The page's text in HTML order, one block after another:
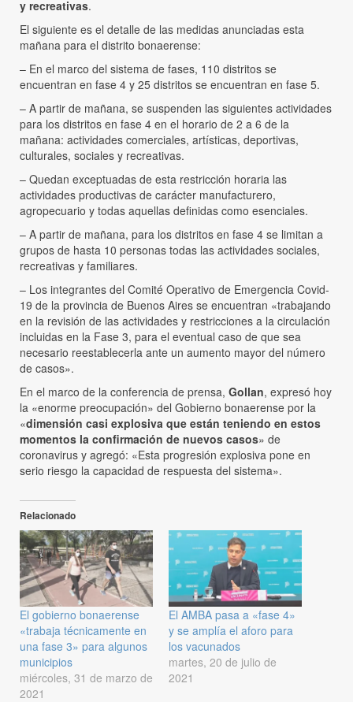
y recreativas.
El siguiente es el detalle de las medidas anunciadas esta
mañana para el distrito bonaerense:
– En el marco del sistema de fases, 110 distritos se
encuentran en fase 4 y 25 distritos se encuentran en fase 5.
– A partir de mañana, se suspenden las siguientes actividades
para los distritos en fase 4 en el horario de 2 a 6 de la
mañana: actividades comerciales, artísticas, deportivas,
culturales, sociales y recreativas.
– Quedan exceptuadas de esta restricción horaria las
actividades productivas de carácter manufacturero,
agropecuario y todas aquellas definidas como esenciales.
– A partir de mañana, para los distritos en fase 4 se limitan a
grupos de hasta 10 personas todas las actividades sociales,
recreativas y familiares.
– Los integrantes del Comité Operativo de Emergencia Covid-
19 de la provincia de Buenos Aires se encuentran «trabajando
en la revisión de las actividades y restricciones a la circulación
incluidas en la Fase 3, para el eventual caso de que sea
necesario reestablecerla ante un aumento mayor del número
de casos».
En el marco de la conferencia de prensa, Gollan, expresó hoy
la «enorme preocupación» del Gobierno bonaerense por la
«dimensión casi explosiva que están teniendo en estos
momentos la confirmación de nuevos casos» de
coronavirus y agregó: «Esta progresión explosiva pone en
serio riesgo la capacidad de respuesta del sistema».
Relacionado
El gobierno bonaerense
«trabaja técnicamente en
una fase 3» para algunos
municipios
miércoles, 31 de marzo de
2021
El AMBA pasa a «fase 4»
y se amplía el aforo para
los vacunados
martes, 20 de julio de
2021